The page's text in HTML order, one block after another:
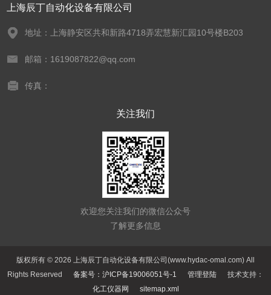
上海辰丁自动化设备有限公司
地址：上海静安区共和新路4718弄宏慧新汇园10号楼B203
邮箱：1619087822@qq.com
传真：
关注我们
欢迎您关注我们的微信公众号
了解更多信息
版权所有 © 2026 上海辰丁自动化设备有限公司(www.hydac-omal.com) All
Rights Reserved 备案号：沪ICP备19006051号-1 管理登陆 技术支持：
化工仪器网
sitemap.xml